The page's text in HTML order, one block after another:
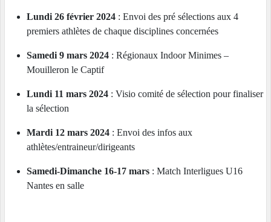
Lundi 26 février 2024 : Envoi des pré sélections aux 4
premiers athlètes de chaque disciplines concernées
Samedi 9 mars 2024 : Régionaux Indoor Minimes –
Mouilleron le Captif
Lundi 11 mars 2024 : Visio comité de sélection pour finaliser
la sélection
Mardi 12 mars 2024 : Envoi des infos aux
athlètes/entraineur/dirigeants
Samedi-Dimanche 16-17 mars : Match Interligues U16
Nantes en salle